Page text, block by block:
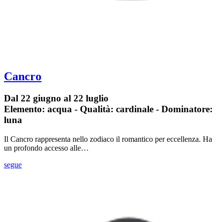
Cancro
Dal 22 giugno al 22 luglio
Elemento: acqua - Qualità: cardinale - Dominatore:
luna
Il Cancro rappresenta nello zodiaco il romantico per eccellenza. Ha
un profondo accesso alle…
segue